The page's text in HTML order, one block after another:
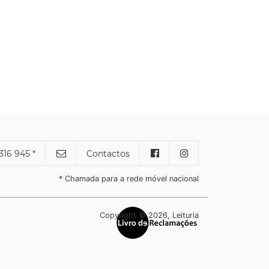
945 * Contactos
* Chamada para a rede móvel nacional
Copyright © 2026, Leituria